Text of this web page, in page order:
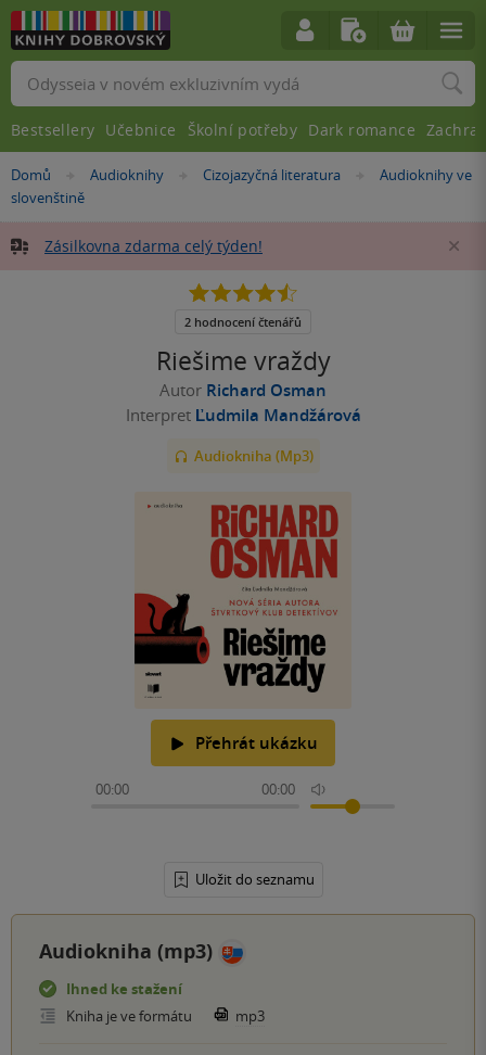
Nacházíte
se
Domů »Audioknihy »
Cizojazyčná literatura »Audioknihy ve
slovenštině
Zásilkovna zdarma celý týden!
Riešime vraždy
Autor Richard Osman
Interpret Ľudmila Mandžárová
Audiokniha (Mp3)
Přehrát ukázku
00:00 00:00
Uložit do seznamu
4.5
5
2 hodnocení čtenářů
Audiokniha (mp3)
Ihned ke stažení
Kniha je ve formátu
mp3
Vyhledávání
Bestsellery Učebnice Školní potřeby Dark romance